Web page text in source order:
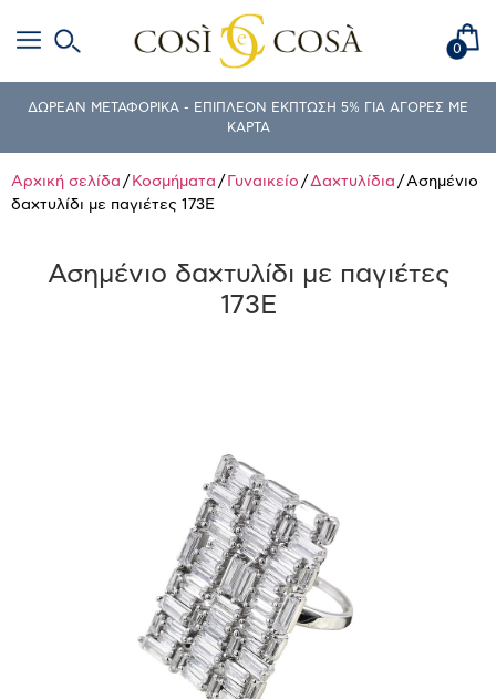
0
ΔΩΡΕΑΝ ΜΕΤΑΦΟΡΙΚΑ - ΕΠΙΠΛΕΟΝ ΕΚΠΤΩΣΗ 5% ΓΙΑ ΑΓΟΡΕΣ ΜΕ
ΚΑΡΤΑ
Αρχική σελίδα / Κοσμήματα / Γυναικείο /Δαχτυλίδια / Ασημένιο
δαχτυλίδι με παγιέτες 173E
Ασημένιο δαχτυλίδι με παγιέτες
173E